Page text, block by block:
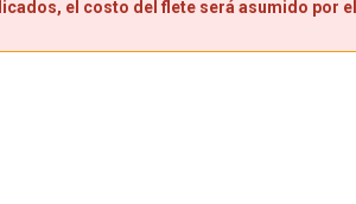
el costo del flete será asumido por